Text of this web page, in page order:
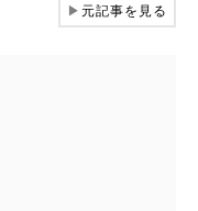
▶元記事を見る